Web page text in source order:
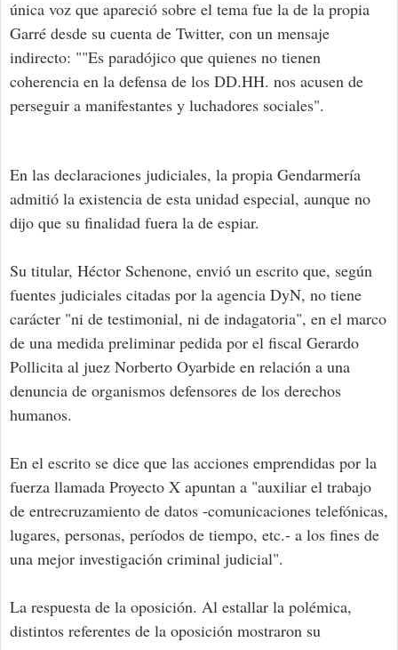
única voz que apareció sobre el tema fue la de la propia
Garré desde su cuenta de Twitter, con un mensaje
indirecto: ""Es paradójico que quienes no tienen
coherencia en la defensa de los DD.HH. nos acusen de
perseguir a manifestantes y luchadores sociales".
En las declaraciones judiciales, la propia Gendarmería
admitió la existencia de esta unidad especial, aunque no
dijo que su finalidad fuera la de espiar.
Su titular, Héctor Schenone, envió un escrito que, según
fuentes judiciales citadas por la agencia DyN, no tiene
carácter "ni de testimonial, ni de indagatoria", en el marco
de una medida preliminar pedida por el fiscal Gerardo
Pollicita al juez Norberto Oyarbide en relación a una
denuncia de organismos defensores de los derechos
humanos.
En el escrito se dice que las acciones emprendidas por la
fuerza llamada Proyecto X apuntan a "auxiliar el trabajo
de entrecruzamiento de datos -comunicaciones telefónicas,
lugares, personas, períodos de tiempo, etc.- a los fines de
una mejor investigación criminal judicial".
La respuesta de la oposición. Al estallar la polémica,
distintos referentes de la oposición mostraron su